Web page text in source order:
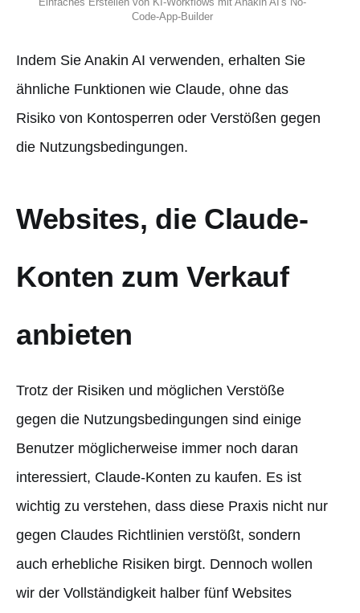
Code-App-Builder
Indem Sie Anakin AI verwenden, erhalten Sie
ähnliche Funktionen wie Claude, ohne das
Risiko von Kontosperren oder Verstößen gegen
die Nutzungsbedingungen.
Websites, die Claude-
Konten zum Verkauf
anbieten
Trotz der Risiken und möglichen Verstöße
gegen die Nutzungsbedingungen sind einige
Benutzer möglicherweise immer noch daran
interessiert, Claude-Konten zu kaufen. Es ist
wichtig zu verstehen, dass diese Praxis nicht nur
gegen Claudes Richtlinien verstößt, sondern
auch erhebliche Risiken birgt. Dennoch wollen
wir der Vollständigkeit halber fünf Websites